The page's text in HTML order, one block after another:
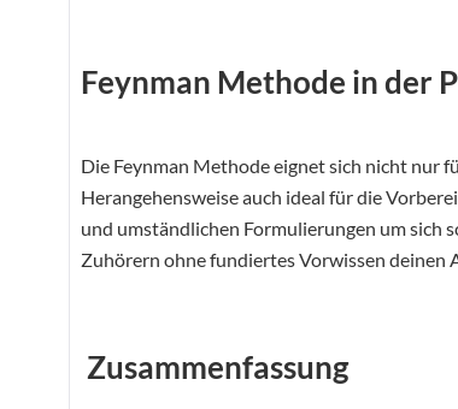
Feynman Methode in der
Die Feynman Methode eignet sich nicht nur
Herangehensweise auch ideal für die
und umständlichen Formulierungen um sich
Zuhörern ohne fundiertes Vorwissen deinen
Zusammenfassung